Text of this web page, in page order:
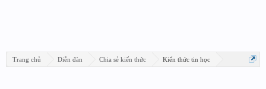
Trang chủ Diễn đàn Chia sẻ kiến thức Kiến thức tin học